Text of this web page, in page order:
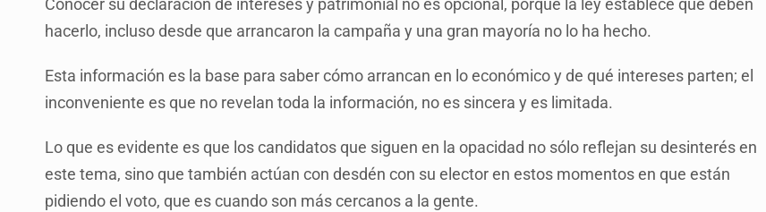
Conocer su declaración de intereses y patrimonial no es opcional, porque la ley establece que deben
hacerlo, incluso desde que arrancaron la campaña y una gran mayoría no lo ha hecho.
Esta información es la base para saber cómo arrancan en lo económico y de qué intereses parten; el
inconveniente es que no revelan toda la información, no es sincera y es limitada.
Lo que es evidente es que los candidatos que siguen en la opacidad no sólo reflejan su desinterés en
este tema, sino que también actúan con desdén con su elector en estos momentos en que están
pidiendo el voto, que es cuando son más cercanos a la gente.